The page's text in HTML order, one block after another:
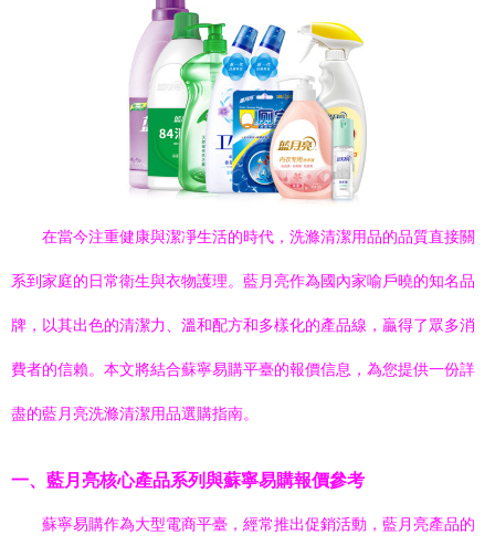
在當今注重健康與潔凈生活的時代，洗滌清潔用品的品質直接關
系到家庭的日常衛生與衣物護理。藍月亮作為國內家喻戶曉的知名品
牌，以其出色的清潔力、溫和配方和多樣化的產品線，贏得了眾多消
費者的信賴。本文將結合蘇寧易購平臺的報價信息，為您提供一份詳
盡的藍月亮洗滌清潔用品選購指南。
一、藍月亮核心產品系列與蘇寧易購報價參考
蘇寧易購作為大型電商平臺，經常推出促銷活動，藍月亮產品的